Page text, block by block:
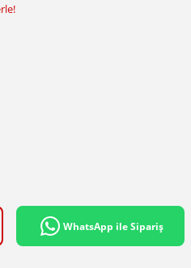
WhatsApp ile Sipariş